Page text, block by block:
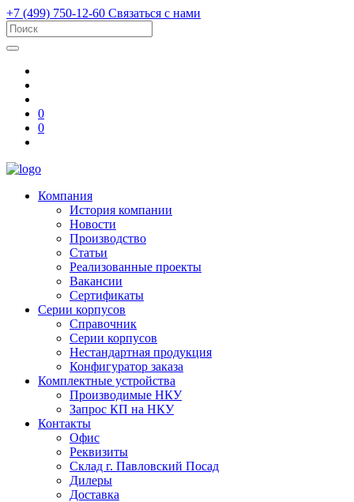
+7 (499) 750-12-60 Связаться с нами
0
0
Компания
История компании
Новости
Производство
Статьи
Реализованные проекты
Вакансии
Сертификаты
Серии корпусов
Справочник
Серии корпусов
Нестандартная продукция
Конфигуратор заказа
Комплектные устройства
Производимые НКУ
Запрос КП на НКУ
Контакты
Офис
Реквизиты
Склад г. Павловский Посад
Дилеры
Доставка